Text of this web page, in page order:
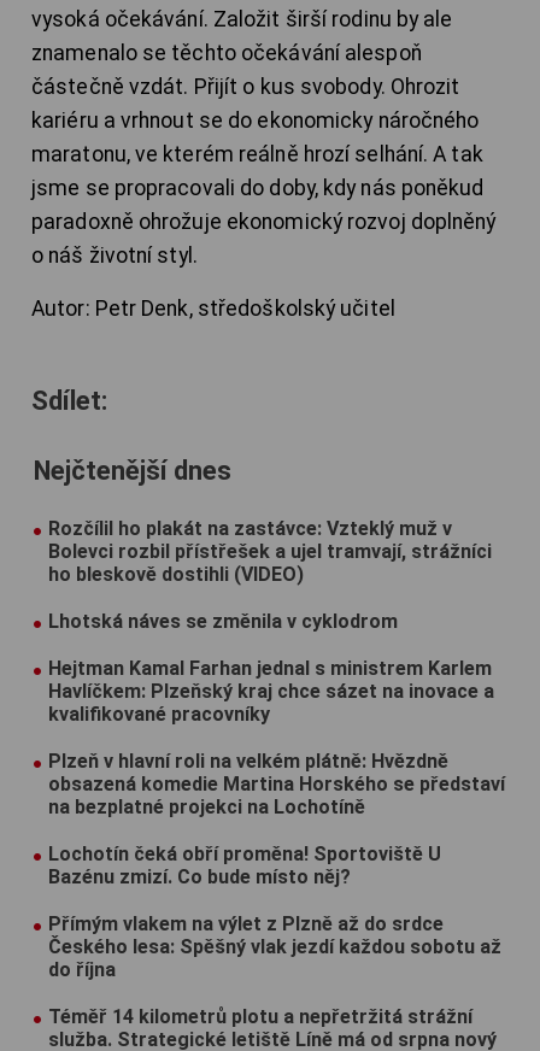
vysoká očekávání. Založit širší rodinu by ale
znamenalo se těchto očekávání alespoň
částečně vzdát. Přijít o kus svobody. Ohrozit
kariéru a vrhnout se do ekonomicky náročného
maratonu, ve kterém reálně hrozí selhání. A tak
jsme se propracovali do doby, kdy nás poněkud
paradoxně ohrožuje ekonomický rozvoj doplněný
o náš životní styl.
Autor: Petr Denk, středoškolský učitel
Sdílet:
Nejčtenější dnes
Rozčílil ho plakát na zastávce: Vzteklý muž v
Bolevci rozbil přístřešek a ujel tramvají, strážníci
ho bleskově dostihli (VIDEO)
Lhotská náves se změnila v cyklodrom
Hejtman Kamal Farhan jednal s ministrem Karlem
Havlíčkem: Plzeňský kraj chce sázet na inovace a
kvalifikované pracovníky
Plzeň v hlavní roli na velkém plátně: Hvězdně
obsazená komedie Martina Horského se představí
na bezplatné projekci na Lochotíně
Lochotín čeká obří proměna! Sportoviště U
Bazénu zmizí. Co bude místo něj?
Přímým vlakem na výlet z Plzně až do srdce
Českého lesa: Spěšný vlak jezdí každou sobotu až
do října
Téměř 14 kilometrů plotu a nepřetržitá strážní
služba. Strategické letiště Líně má od srpna nový